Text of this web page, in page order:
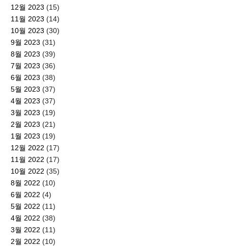
12월 2023 (15)
11월 2023 (14)
10월 2023 (30)
9월 2023 (31)
8월 2023 (39)
7월 2023 (36)
6월 2023 (38)
5월 2023 (37)
4월 2023 (37)
3월 2023 (19)
2월 2023 (21)
1월 2023 (19)
12월 2022 (17)
11월 2022 (17)
10월 2022 (35)
8월 2022 (10)
6월 2022 (4)
5월 2022 (11)
4월 2022 (38)
3월 2022 (11)
2월 2022 (10)